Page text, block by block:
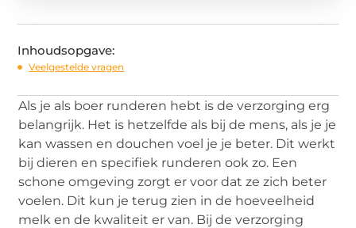
Inhoudsopgave:
Veelgestelde vragen
Als je als boer runderen hebt is de verzorging erg
belangrijk. Het is hetzelfde als bij de mens, als je je
kan wassen en douchen voel je je beter. Dit werkt
bij dieren en specifiek runderen ook zo. Een
schone omgeving zorgt er voor dat ze zich beter
voelen. Dit kun je terug zien in de hoeveelheid
melk en de kwaliteit er van. Bij de verzorging